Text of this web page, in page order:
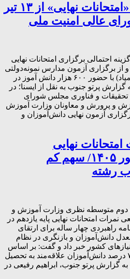
برگزاری حضوری «امتحانات نهایی» از ۱۳ تیر
عالی امنیت ملی
احتمالی برگزاری امتحانات نهایی
از برگزاری آزمون مدارس نمونه‌دولتی
و استعدادهای درخشان (سمپاد) با حضور ۶۰۰ هزار دانش آموز در
به گزارش پرتو جنوب به نقل از ایسنا؛ در
و فناوری مجلس شورای
و پرورش و معاونان وزارت آموزش
آزمون نهایی دانش‌آموزان و
نهایی
یازدهمی‌ها در کنکور ۱۴۰۵/ سهم کم
رشته
دوم متوسطه نظری وزارت آموزش و
نمرات امتحانات نهایی پایه یازدهم در
راهبردی چهار ساله برای ارتقای
دانش‌آموزان و بازنگری در نظام
کشور خبر داد و گفت: بر اساس
آزمون‌های رغبت‌سنجی، ۷۳ درصد دانش‌آموزان علاقه‌مند به تحصیل
گزارش پرتو جنوب، ابراهیم رفیعی در